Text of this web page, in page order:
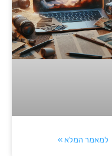
למאמר המלא »